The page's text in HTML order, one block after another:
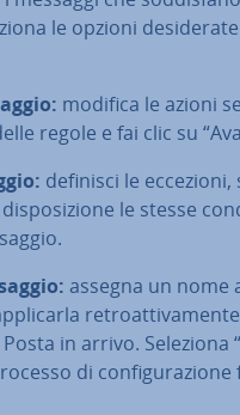
le opzioni
modifica le azioni
regole e fai clic su
definisci le eccezioni,
le stesse
assegna un nome
in arrivo. Seleziona
di con­fi­gu­ra­zio­ne